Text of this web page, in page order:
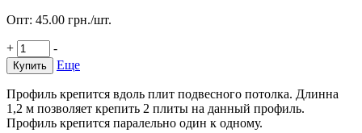
Опт: 45.00 грн./шт.
+ -
Купить Еще
Профиль крепится вдоль плит подвесного потолка. Длинна
1,2 м позволяет крепить 2 плиты на данный профиль.
Профиль крепится паралельно один к одному.